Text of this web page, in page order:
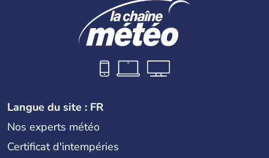
Langue du site : FR
Nos experts météo
Certificat d'intempéries